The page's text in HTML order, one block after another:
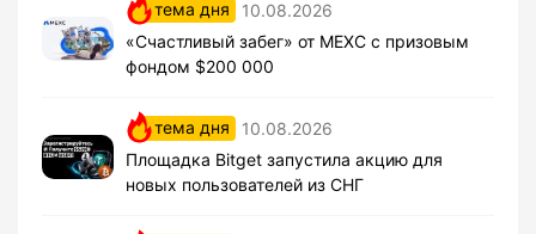
тема дня
10.08.2026
«Счастливый забег» от MEXC с призовым
фондом $200 000
тема дня
10.08.2026
Площадка Bitget запустила акцию для
новых пользователей из СНГ